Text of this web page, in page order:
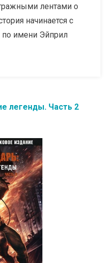
лентами о
начинается с
имени Эйприл
легенды. Часть 2